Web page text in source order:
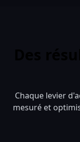
Chaque levier
mesuré et